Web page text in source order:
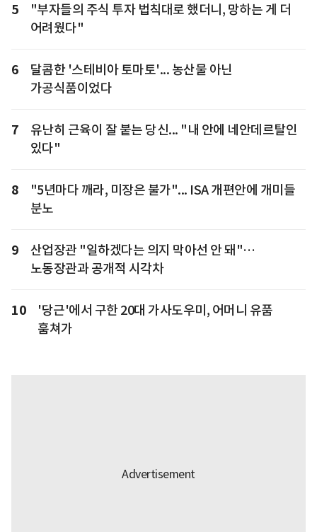
5
"부자들의 주식 투자 법칙대로 했더니, 망하는 게 더
어려웠다"
6
달콤한 '스테비아 토마토'... 농산물 아닌
가공식품이었다
7
유난히 근육이 잘 붙는 당신... "내 안에 네안데르탈인
있다"
8
"5년마다 깨라, 미장은 불가"... ISA 개편안에 개미들
분노
9
산업장관 "일하겠다는 의지 막아선 안 돼"…
노동장관과 공개적 시각차
10
'당근'에서 구한 20대 가사도우미, 어머니 유품
훔쳐가